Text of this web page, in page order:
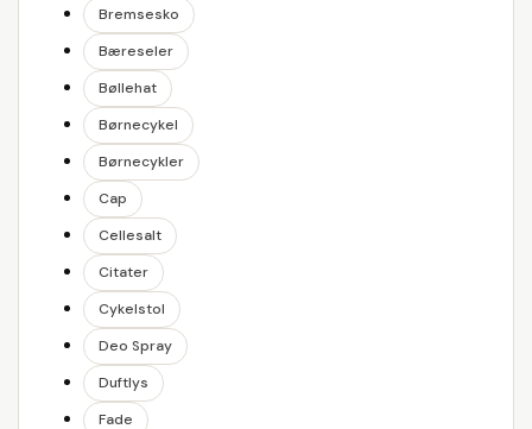
Bremsesko
Bæreseler
Bøllehat
Børnecykel
Børnecykler
Cap
Cellesalt
Citater
Cykelstol
Deo Spray
Duftlys
Fade